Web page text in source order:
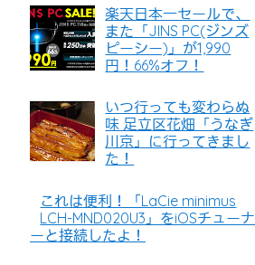
楽天日本一セールで、
また「JINS PC(ジンズ
ピーシー)」が1,990
円！66%オフ！
いつ行っても変わらぬ
味 足立区花畑「うなぎ
川京」に行ってきまし
た！
これは便利！「LaCie minimus
LCH-MND020U3」をiOSチューナ
ーと接続したよ！